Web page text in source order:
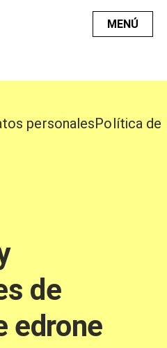
MENÚ
personalesPolítica de
de
edrone